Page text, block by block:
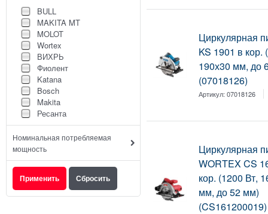
BULL
MAKITA MT
MOLOT
Wortex
ВИХРЬ
Фиолент
Katana
Bosch
Makita
Ресанта
Номинальная потребляемая
мощность
Циркулярная
KS 1901 в кор.
190х30 мм, до
(07018126)
Артикул:07018126
Циркулярная
WORTEX CS
кор. (1200 Вт,
мм, до 52 мм)
(CS161200019)